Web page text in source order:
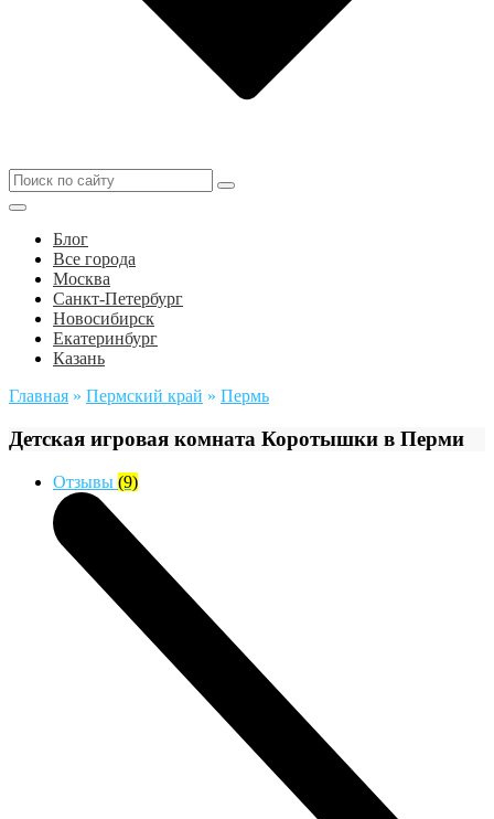
Блог
Все города
Москва
Санкт-Петербург
Новосибирск
Екатеринбург
Казань
Главная » Пермский край » Пермь
Детская игровая комната Коротышки в Перми
Отзывы (9)